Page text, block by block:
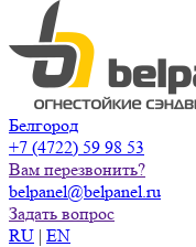
Белгород
+7 (4722) 59 98 53
Вам перезвонить?
belpanel@belpanel.ru
Задать вопрос
RU | EN